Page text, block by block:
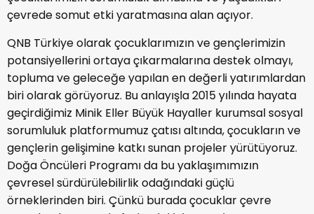
çevrede somut etki yaratmasına alan açıyor.
QNB Türkiye olarak çocuklarımızın ve gençlerimizin
potansiyellerini ortaya çıkarmalarına destek olmayı,
topluma ve geleceğe yapılan en değerli yatırımlardan
biri olarak görüyoruz. Bu anlayışla 2015 yılında hayata
geçirdiğimiz Minik Eller Büyük Hayaller kurumsal sosyal
sorumluluk platformumuz çatısı altında, çocukların ve
gençlerin gelişimine katkı sunan projeler yürütüyoruz.
Doğa Öncüleri Programı da bu yaklaşımımızın
çevresel sürdürülebilirlik odağındaki güçlü
örneklerinden biri. Çünkü burada çocuklar çevre